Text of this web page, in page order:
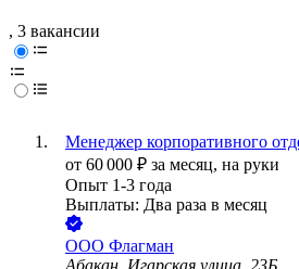
, 3 вакансии
Менеджер корпоративного
от 60 000 ₽ за месяц, на руки
Опыт 1-3 года
Выплаты: Два раза в месяц
ООО Флагман